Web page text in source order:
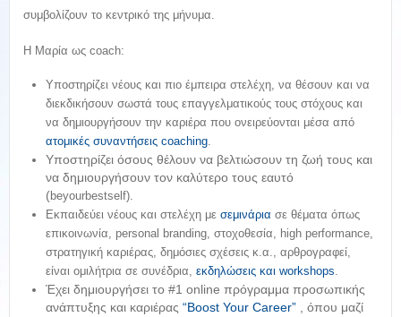
συμβολίζουν το κεντρικό της μήνυμα.
Η Μαρία ως coach:
Υποστηρίζει νέους και πιο έμπειρα στελέχη, να θέσουν και να
διεκδικήσουν σωστά τους επαγγελματικούς τους στόχους και
να δημιουργήσουν την καριέρα που ονειρεύονται μέσα από
ατομικές συναντήσεις coaching.
Υποστηρίζει όσους θέλουν να βελτιώσουν τη ζωή τους και
να δημιουργήσουν τον καλύτερο τους εαυτό
(beyourbestself).
Εκπαιδεύει νέους και στελέχη με σεμινάρια σε θέματα όπως
επικοινωνία, personal branding, στοχοθεσία, high performance,
στρατηγική καριέρας, δημόσιες σχέσεις κ.α., αρθρογραφεί,
είναι ομιλήτρια σε συνέδρια, εκδηλώσεις και workshops.
Έχει δημιουργήσει το #1 online πρόγραμμα προσωπικής
ανάπτυξης και καριέρας “Boost Your Career” , όπου μαζί